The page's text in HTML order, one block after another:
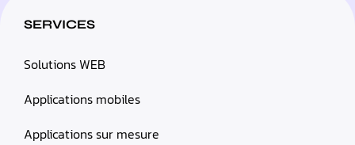
SERVICES
Solutions WEB
Applications mobiles
Applications sur mesure